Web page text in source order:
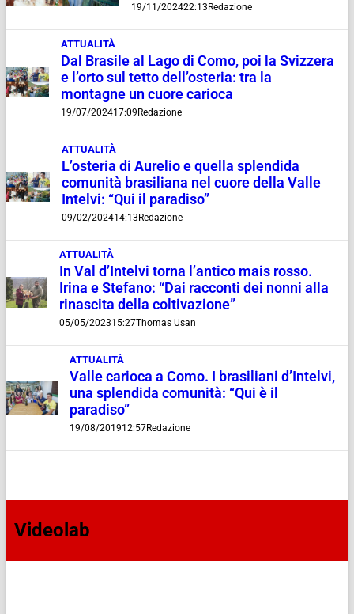
19/11/202422:13Redazione
ATTUALITÀ
Dal Brasile al Lago di Como, poi la Svizzera
e l’orto sul tetto dell’osteria: tra la
montagne un cuore carioca
19/07/202417:09Redazione
ATTUALITÀ
L’osteria di Aurelio e quella splendida
comunità brasiliana nel cuore della Valle
Intelvi: “Qui il paradiso”
09/02/202414:13Redazione
ATTUALITÀ
In Val d’Intelvi torna l’antico mais rosso.
Irina e Stefano: “Dai racconti dei nonni alla
rinascita della coltivazione”
05/05/202315:27Thomas Usan
ATTUALITÀ
Valle carioca a Como. I brasiliani d’Intelvi,
una splendida comunità: “Qui è il
paradiso”
19/08/201912:57Redazione
Videolab